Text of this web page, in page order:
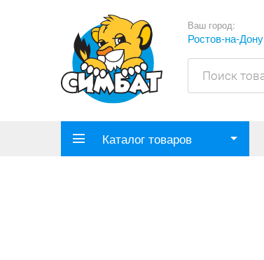
Ваш город:
Ростов-на-Дону
Каталог товаров